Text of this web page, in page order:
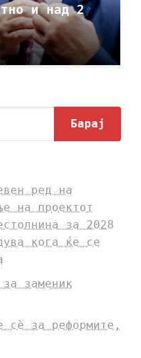
и над 2
Барај
ред на
на проектот
за 2028
кога ќе се
заменик
сè за реформите,